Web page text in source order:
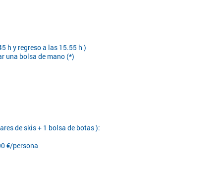
h y regreso a las 15.55 h )
una bolsa de mano (*)
de skis + 1 bolsa de botas ):
€/persona